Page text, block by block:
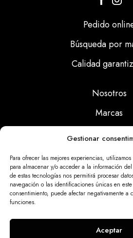
Gestionar
Para ofrecer las mejores experiencias,
para almacenar y/o acceder a la información
de estas tecnologías nos permitirá procesar
navegación o las identificaciones únicas en
consentimiento, puede afectar negativamente a
funciones.
Aceptar
Pedido
Búsqueda por
Calidad
Nosotros
Marcas
Noticias
Aviso Legal
Politicas